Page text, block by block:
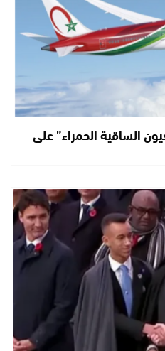
الساقية الحمراء” على